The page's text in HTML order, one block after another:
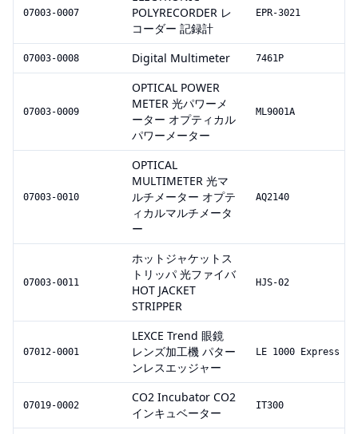
07003-0007
POLYRECORDER レ
コーダー 記録計
EPR-3021
07003-0008 Digital Multimeter 7461P
07003-0009
OPTICAL POWER
METER 光パワーメ
ーター オプティカル
パワーメーター
ML9001A
07003-0010
OPTICAL
MULTIMETER 光マ
ルチメーター オプテ
ィカルマルチメータ
ー
AQ2140
07003-0011
ホットジャケットス
トリッパ 光ファイバ
HOT JACKET
STRIPPER
HJS-02
07012-0001
LEXCE Trend 眼鏡
レンズ加工機 パター
ンレスエッジャー
LE 1000 Express
07019-0002
CO2 Incubator CO2
インキュベーター
IT300